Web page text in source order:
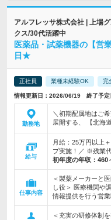
アルフレッサ株式会社 | 上場
クス/30代活躍中
医薬品・試薬機器の【営
日★
正社員 業種未経験OK 完
情報更新日：2026/06/19 終了予
勤務地
＼初期配属地はご
展開する、 【北海
給与
月給：25万円以上
プ実施！／ ※残業
初年度の年収： 460
仕事内容
＜製薬メーカーと
し役＞ 医療機関や
情報提供を行う営業
＜充実の研修体制